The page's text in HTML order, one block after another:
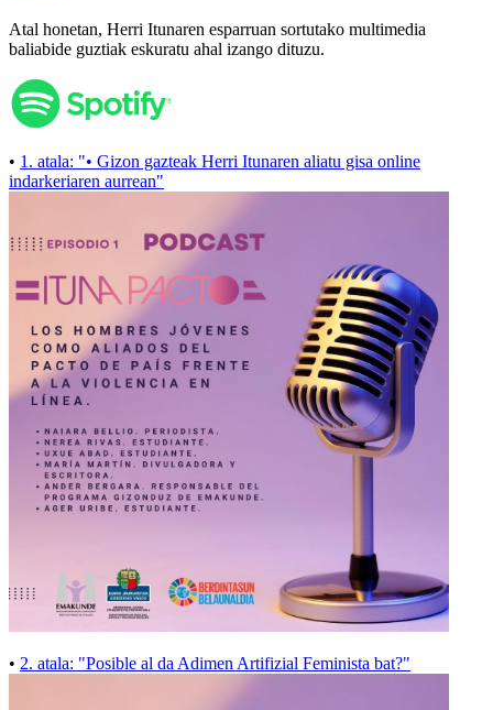
Atal honetan, Herri Itunaren esparruan sortutako multimedia
baliabide guztiak eskuratu ahal izango dituzu.
• 1. atala: "• Gizon gazteak Herri Itunaren aliatu gisa online
indarkeriaren aurrean"
• 2. atala: "Posible al da Adimen Artifizial Feminista bat?"